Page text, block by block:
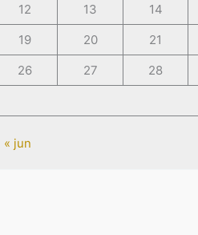
12 13 14
19 20 21
26 27 28
« jun